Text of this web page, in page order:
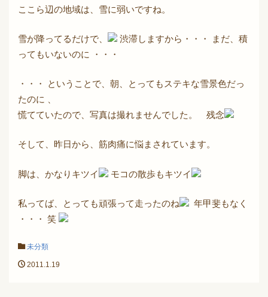
ここら辺の地域は、雪に弱いですね。
雪が降ってるだけで、
渋滞しますから・・・ まだ、積
ってもいないのに ・・・
・・・ ということで、朝、とってもステキな雪景色だっ
たのに 、
慌てていたので、写真は撮れませんでした。 残念
そして、昨日から、筋肉痛に悩まされています。
脚は、かなりキツイ モコの散歩もキツイ
私ってば、とっても頑張って走ったのね
年甲斐もなく
・・・ 笑
未分類
2011.1.19